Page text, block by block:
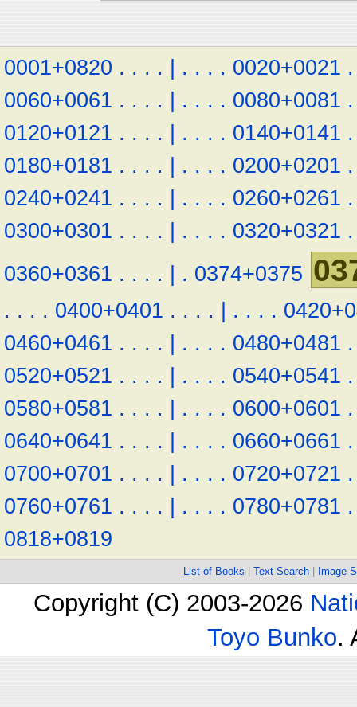
0001+0820 . . . . | . . . . 0020+0021 .
0060+0061 . . . . | . . . . 0080+0081 .
0120+0121 . . . . | . . . . 0140+0141 .
0180+0181 . . . . | . . . . 0200+0201 .
0240+0241 . . . . | . . . . 0260+0261 .
0300+0301 . . . . | . . . . 0320+0321 .
0360+0361 . . . . | . 0374+0375
. . . . 0400+0401 . . . . | . . . .
0460+0461 . . . . | . . . . 0480+0481 .
0520+0521 . . . . | . . . . 0540+0541 .
0580+0581 . . . . | . . . . 0600+0601 .
0640+0641 . . . . | . . . . 0660+0661 .
0700+0701 . . . . | . . . . 0720+0721 .
0760+0761 . . . . | . . . . 0780+0781 .
0818+0819
List of Books Text Search Image
Copyright (C) 2003-2026
Toyo Bunko.